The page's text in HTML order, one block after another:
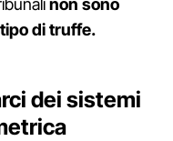
non sono
di truffe.
dei sistemi